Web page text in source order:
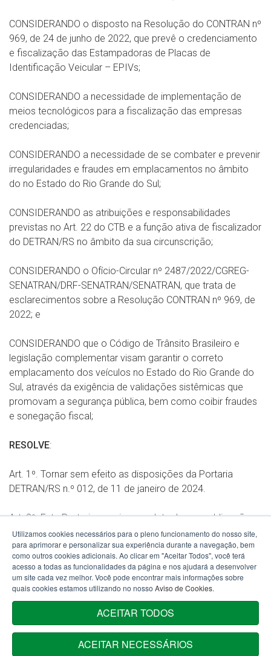
CONSIDERANDO o disposto na Resolução do CONTRAN nº
969, de 24 de junho de 2022, que prevê o credenciamento
e fiscalização das Estampadoras de Placas de
Identificação Veicular – EPIVs;
CONSIDERANDO a necessidade de implementação de
meios tecnológicos para a fiscalização das empresas
credenciadas;
CONSIDERANDO a necessidade de se combater e prevenir
irregularidades e fraudes em emplacamentos no âmbito
do no Estado do Rio Grande do Sul;
CONSIDERANDO as atribuições e responsabilidades
previstas no Art. 22 do CTB e a função ativa de fiscalizador
do DETRAN/RS no âmbito da sua circunscrição;
CONSIDERANDO o Ofício-Circular nº 2487/2022/CGREG-
SENATRAN/DRF-SENATRAN/SENATRAN, que trata de
esclarecimentos sobre a Resolução CONTRAN nº 969, de
2022; e
CONSIDERANDO que o Código de Trânsito Brasileiro e
legislação complementar visam garantir o correto
emplacamento dos veículos no Estado do Rio Grande do
Sul, através da exigência de validações sistêmicas que
promovam a segurança pública, bem como coibir fraudes
e sonegação fiscal;
RESOLVE:
Art. 1º. Tornar sem efeito as disposições da Portaria
DETRAN/RS n.º 012, de 11 de janeiro de 2024.
Art. 2º. Esta Portaria em vigor na data da sua publicação.
MAURO CAOBELLI
Utilizamos cookies necessários para o pleno funcionamento do nosso site,
para aprimorar e personalizar sua experiência durante a navegação, bem
como outros cookies adicionais. Ao clicar em "Aceitar Todos", você terá
acesso a todas as funcionalidades da página e nos ajudará a desenvolver
um site cada vez melhor. Você pode encontrar mais informações sobre
quais cookies estamos utilizando no nosso Aviso de Cookies.
ACEITAR TODOS
ACEITAR NECESSÁRIOS